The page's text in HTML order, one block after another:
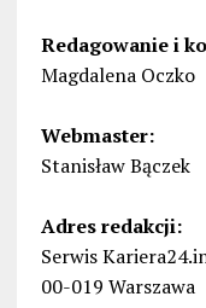
Redagowanie i
Magdalena Oczko
Webmaster:
Stanisław Bączek
Adres redakcji:
Serwis
00-019 Warszawa